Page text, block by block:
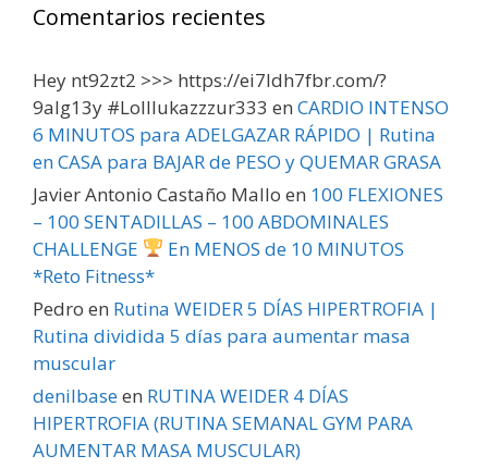
Comentarios recientes
Hey nt92zt2 >>> https://ei7ldh7fbr.com/?
9alg13y #Lolllukazzzur333 en CARDIO INTENSO
6 MINUTOS para ADELGAZAR RÁPIDO | Rutina
en CASA para BAJAR de PESO y QUEMAR GRASA
Javier Antonio Castaño Mallo en 100 FLEXIONES
– 100 SENTADILLAS – 100 ABDOMINALES
CHALLENGE
En MENOS de 10 MINUTOS
*Reto Fitness*
Pedro en Rutina WEIDER 5 DÍAS HIPERTROFIA |
Rutina dividida 5 días para aumentar masa
muscular
denilbaseen RUTINA WEIDER 4 DÍAS
HIPERTROFIA (RUTINA SEMANAL GYM PARA
AUMENTAR MASA MUSCULAR)